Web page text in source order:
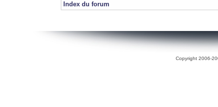
Index du forum
Copyright 2006-